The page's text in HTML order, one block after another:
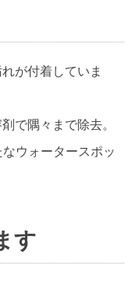
が付着していま
で隅々まで除去。
ウォータースポッ
す